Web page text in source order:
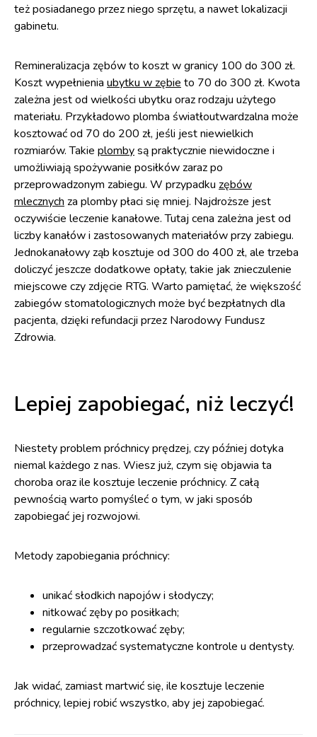
też posiadanego przez niego sprzętu, a nawet lokalizacji
gabinetu.
Remineralizacja zębów to koszt w granicy 100 do 300 zł.
Koszt wypełnienia ubytku w zębie to 70 do 300 zł. Kwota
zależna jest od wielkości ubytku oraz rodzaju użytego
materiału. Przykładowo plomba światłoutwardzalna może
kosztować od 70 do 200 zł, jeśli jest niewielkich
rozmiarów. Takie plombysą praktycznie niewidoczne i
umożliwiają spożywanie posiłków zaraz po
przeprowadzonym zabiegu. W przypadku zębów
mlecznych za plomby płaci się mniej. Najdroższe jest
oczywiście leczenie kanałowe. Tutaj cena zależna jest od
liczby kanałów i zastosowanych materiałów przy zabiegu.
Jednokanałowy ząb kosztuje od 300 do 400 zł, ale trzeba
doliczyć jeszcze dodatkowe opłaty, takie jak znieczulenie
miejscowe czy zdjęcie RTG. Warto pamiętać, że większość
zabiegów stomatologicznych może być bezpłatnych dla
pacjenta, dzięki refundacji przez Narodowy Fundusz
Zdrowia.
Lepiej zapobiegać, niż leczyć!
Niestety problem próchnicy prędzej, czy później dotyka
niemal każdego z nas. Wiesz już, czym się objawia ta
choroba oraz ile kosztuje leczenie próchnicy. Z całą
pewnością warto pomyśleć o tym, w jaki sposób
zapobiegać jej rozwojowi.
Metody zapobiegania próchnicy:
unikać słodkich napojów i słodyczy;
nitkować zęby po posiłkach;
regularnie szczotkować zęby;
przeprowadzać systematyczne kontrole u dentysty.
Jak widać, zamiast martwić się, ile kosztuje leczenie
próchnicy, lepiej robić wszystko, aby jej zapobiegać.